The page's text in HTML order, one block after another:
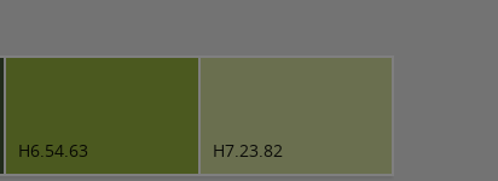
H6.54.63 H7.23.82